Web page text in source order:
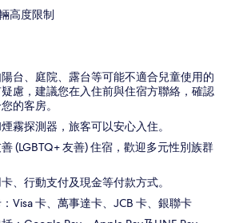
高度限制
台、庭院、露台等可能不適合兒童使用的
慮，建議您在入住前與住宿方聯絡，確認
的客房。
霧探測器，旅客可以安心入住。
(LGBTQ+ 友善) 住宿，歡迎多元性別族群
、行動支付及現金等付款方式。
Visa 卡、萬事達卡、JCB 卡、銀聯卡